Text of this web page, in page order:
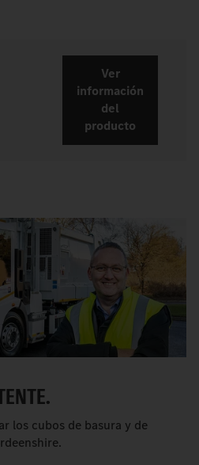
Ver
información
del
producto
los cubos de basura y de